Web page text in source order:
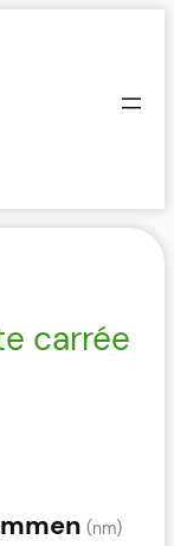
carrée
(nm)